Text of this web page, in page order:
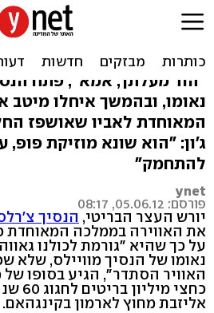
"תודה למזג
בבריטים ובמלכה
"הוד מעלתך, אמא", פתח
נאומו, ובהמשך איחלו מיטב
המאוחדת לאביו שאושפז
ג'ון: "הוא שונא מוזיקת פופ,
להתחמק"
ynet
פורסם: 05.06.12, 08:17
יורש העצר הבריטי, הנסיך
את האווירה בממלכה המאוחדת
על כך שהיא "גורמת לכולנו
נאומו של הנסיך מוויילס, שלא
האוויר הסתדר", הגיע בסופו
כחצי
אליזבת מחוץ לארמון בקינגהאם.